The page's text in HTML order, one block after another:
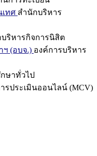
ทศ สำนักบริหาร
ริหารกิจการนิสิต
(อบจ.) องค์การบริหาร
ษาทั่วไป
รประเมินออนไลน์ (MCV)